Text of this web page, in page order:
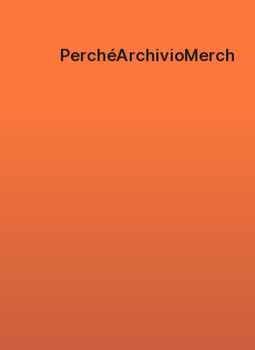
PerchéArchivioMerch